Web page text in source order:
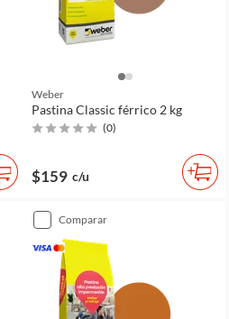
Weber
Pastina Classic férrico 2 kg
(0)
$159 c/u
comparar